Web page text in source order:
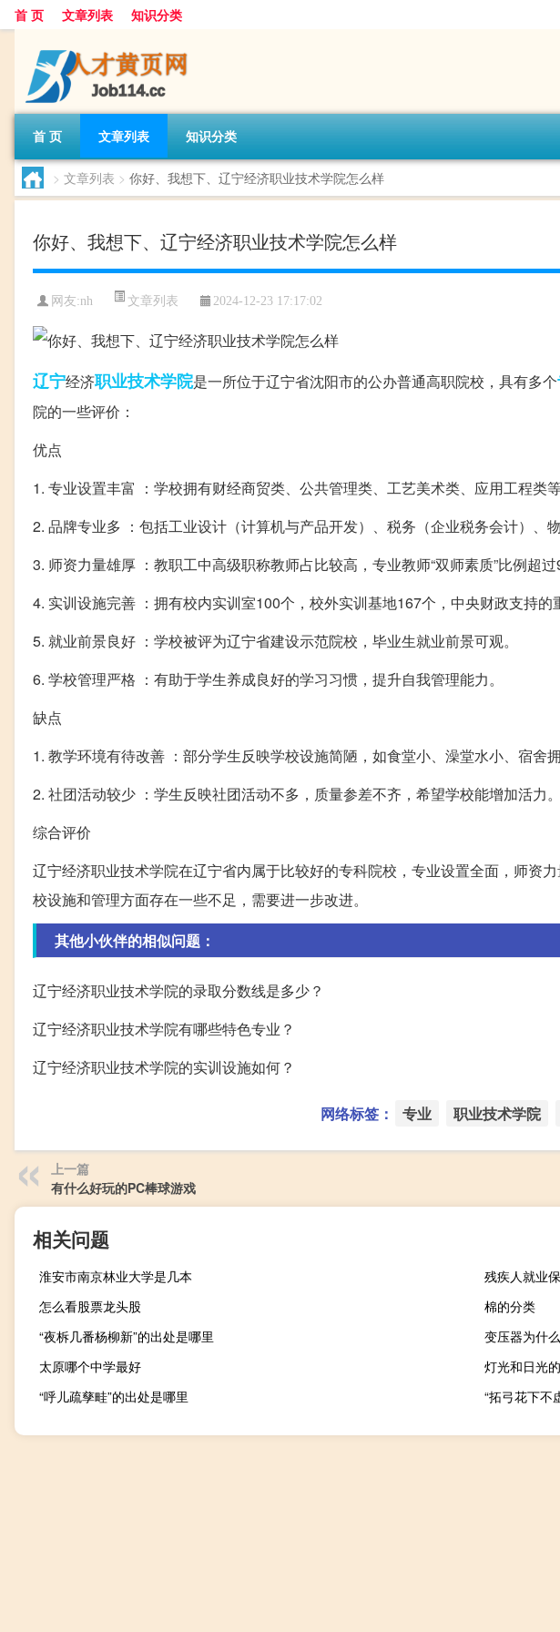
首 页 文章列表 知识分类
首 页 文章列表 知识分类
> 文章列表 > 你好、我想下、辽宁经济职业技术学院怎么样
你好、我想下、辽宁经济职业技术学院怎么样
网友:nh 文章列表 2024-12-23 17:17:02
辽宁经济职业技术学院是一所位于辽宁省沈阳市的公办普通高职院校，具有多个
院的一些评价：
优点
1. 专业设置丰富 ：学校拥有财经商贸类、公共管理类、工艺美术类、应用工程类
2. 品牌专业多 ：包括工业设计（计算机与产品开发）、税务（企业税务会计）、
3. 师资力量雄厚 ：教职工中高级职称教师占比较高，专业教师“双师素质”比例超过
4. 实训设施完善 ：拥有校内实训室100个，校外实训基地167个，中央财政支持的
5. 就业前景良好 ：学校被评为辽宁省建设示范院校，毕业生就业前景可观。
6. 学校管理严格 ：有助于学生养成良好的学习习惯，提升自我管理能力。
缺点
1. 教学环境有待改善 ：部分学生反映学校设施简陋，如食堂小、澡堂水小、宿舍拥
2. 社团活动较少 ：学生反映社团活动不多，质量参差不齐，希望学校能增加活力。
综合评价
辽宁经济职业技术学院在辽宁省内属于比较好的专科院校，专业设置全面，师资
校设施和管理方面存在一些不足，需要进一步改进。
其他小伙伴的相似问题：
辽宁经济职业技术学院的录取分数线是多少？
辽宁经济职业技术学院有哪些特色专业？
辽宁经济职业技术学院的实训设施如何？
网络标签： 专业 职业技术学院
上一篇
有什么好玩的PC棒球游戏
相关问题
淮安市南京林业大学是几本
残疾人就业
怎么看股票龙头股
棉的分类
“夜柝几番杨柳新”的出处是哪里
变压器为什
太原哪个中学最好
灯光和日光
“呼儿疏孳畦”的出处是哪里
“拓弓花下不